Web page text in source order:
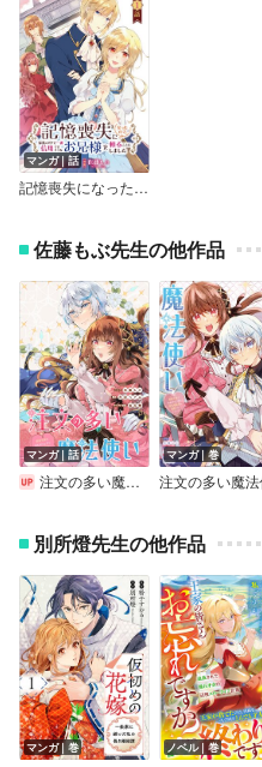
マンガ｜話
記憶喪失になったので、家族の中で一番信用できそうなお兄様を頼ることにしました（話売り）
佐藤もぶ先生の他作品
マンガ｜話
注文の多い魔法使い 契約花嫁はおねだり上手な最強魔術師に溺愛されています！？ 【連載版】
マンガ｜巻
別所燈先生の他作品
マンガ｜巻 ノベル｜巻